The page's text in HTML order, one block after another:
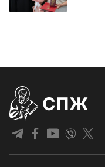
СПЖ